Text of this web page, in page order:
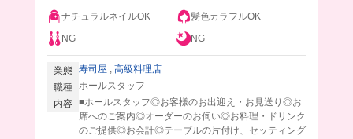
ナチュラルネイルOK
髪色カラフルOK
NG
NG
業態 寿司屋 , 高級料理店
職種 ホールスタッフ
内容 ■ホールスタッフ◎お客様のお出迎え・お見送り◎お
席へのご案内◎オーダーのお伺い◎お料理・ドリンク
のご提供◎お会計◎テーブルの片付け、セッティング